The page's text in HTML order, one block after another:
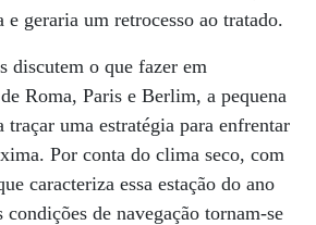
e geraria um retrocesso ao tratado.
discutem o que fazer em
Roma, Paris e Berlim, a pequena
uma estratégia para enfrentar
Por conta do clima seco, com
caracteriza essa estação do ano
de navegação tornam-se